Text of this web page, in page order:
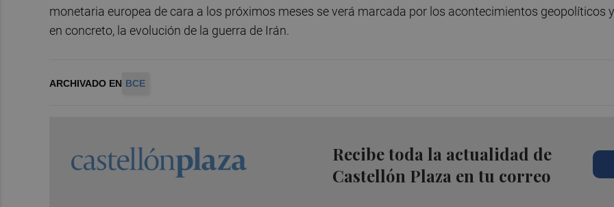
monetaria europea de cara a los próximos meses se verá marcada por los acontecimientos geopolíticos
en concreto, la evolución de la guerra de Irán.
ARCHIVADO EN BCE
Recibe toda la actualidad de
Castellón Plaza en tu correo